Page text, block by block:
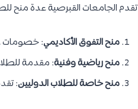
تقدم الجامعات القبرصية عدة منح
منح التفوق الأكاديمي: خصومات
منح رياضية وفنية: مقدمة
منح خاصة للطلاب الدوليين: